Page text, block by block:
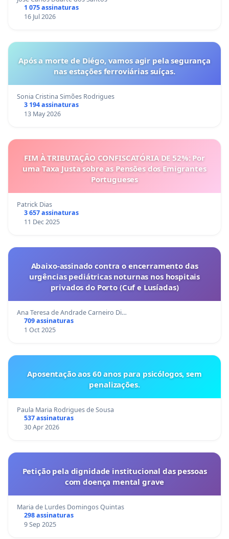
1 075 assinaturas
16 Jul 2026
Após a morte de Diégo, vamos agir pela segurança
nas estações ferroviárias suíças.
Sonia Cristina Simões Rodrigues
3 194 assinaturas
13 May 2026
FIM À TRIBUTAÇÃO CONFISCATÓRIA DE 52%: Por
uma Taxa Justa sobre as Pensões dos Emigrantes
Portugueses
Patrick Dias
3 657 assinaturas
11 Dec 2025
Abaixo-assinado contra o encerramento das
urgências pediátricas noturnas nos hospitais
privados do Porto (Cuf e Lusíadas)
Ana Teresa de Andrade Carneiro Di…
709 assinaturas
1 Oct 2025
Aposentação aos 60 anos para psicólogos, sem
penalizações.
Paula Maria Rodrigues de Sousa
537 assinaturas
30 Apr 2026
Petição pela dignidade institucional das pessoas
com doença mental grave
Maria de Lurdes Domingos Quintas
298 assinaturas
9 Sep 2025